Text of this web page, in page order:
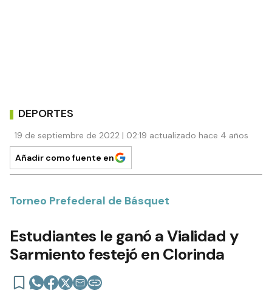
DEPORTES
19 de septiembre de 2022 | 02:19 actualizado hace 4 años
Añadir como fuente en
Torneo Prefederal de Básquet
Estudiantes le ganó a Vialidad y
Sarmiento festejó en Clorinda